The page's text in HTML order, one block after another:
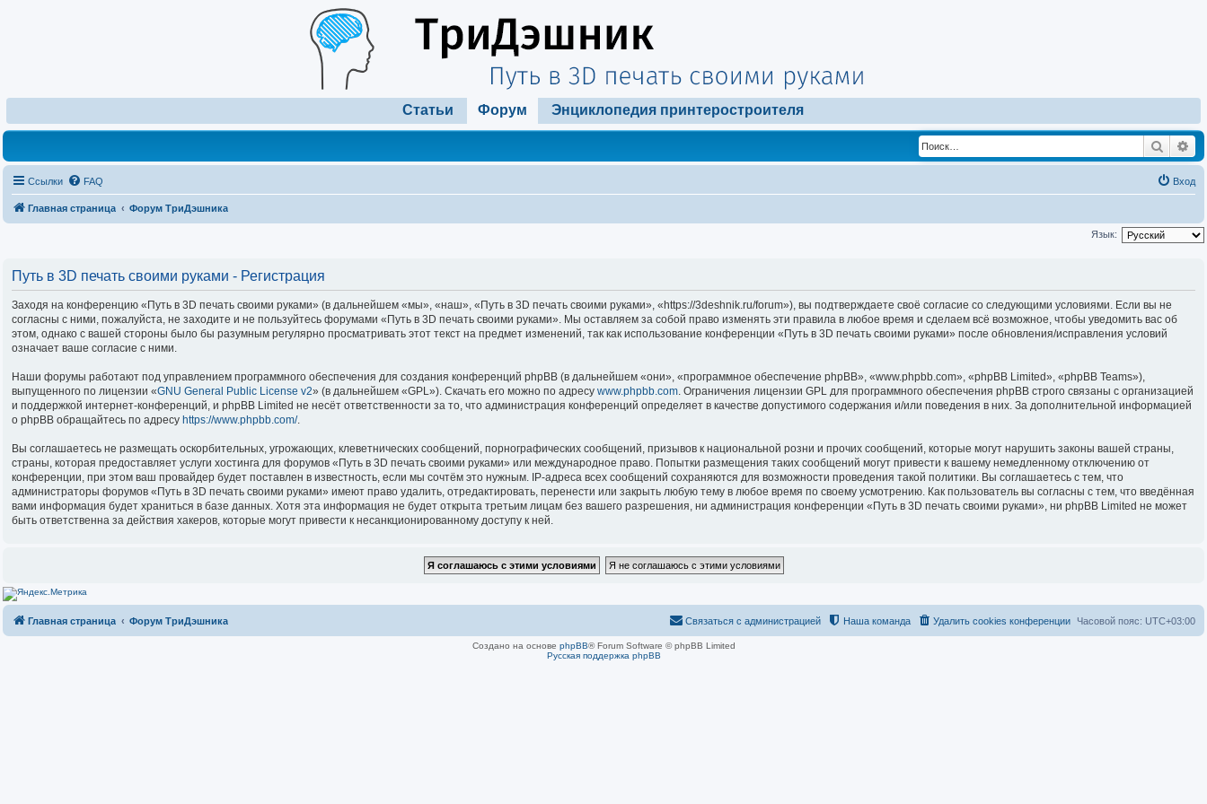
Статьи Форум Энциклопедия принтеростроителя
Поиск
Ссылки FAQ Вход
Главная страница Форум ТриДэшника
Язык:
Путь в 3D печать своими руками - Регистрация
Заходя на конференцию «Путь в 3D печать своими руками» (в дальнейшем «мы», «наш», «Путь в 3D печать своими руками», «https://3deshnik.ru/forum»), вы подтверждаете своё согласие со следующими условиями. Если вы не
согласны с ними, пожалуйста, не заходите и не пользуйтесь форумами «Путь в 3D печать своими руками». Мы оставляем за собой право изменять эти правила в любое время и сделаем всё возможное, чтобы уведомить вас об
этом, однако с вашей стороны было бы разумным регулярно просматривать этот текст на предмет изменений, так как использование конференции «Путь в 3D печать своими руками» после обновления/исправления условий
означает ваше согласие с ними.
Наши форумы работают под управлением программного обеспечения для создания конференций phpBB (в дальнейшем «они», «программное обеспечение phpBB», «www.phpbb.com», «phpBB Limited», «phpBB Teams»),
выпущенного по лицензии «GNU General Public License v2» (в дальнейшем «GPL»). Скачать его можно по адресу www.phpbb.com . Ограничения лицензии GPL для программного обеспечения phpBB строго связаны с организацией
и поддержкой интернет-конференций, и phpBB Limited не несёт ответственности за то, что администрация конференций определяет в качестве допустимого содержания и/или поведения в них. За дополнительной информацией
о phpBB обращайтесь по адресу https://www.phpbb.com/.
Вы соглашаетесь не размещать оскорбительных, угрожающих, клеветнических сообщений, порнографических сообщений, призывов к национальной розни и прочих сообщений, которые могут нарушить законы вашей страны,
страны, которая предоставляет услуги хостинга для форумов «Путь в 3D печать своими руками» или международное право. Попытки размещения таких сообщений могут привести к вашему немедленному отключению от
конференции, при этом ваш провайдер будет поставлен в известность, если мы сочтём это нужным. IP-адреса всех сообщений сохраняются для возможности проведения такой политики. Вы соглашаетесь с тем, что
администраторы форумов «Путь в 3D печать своими руками» имеют право удалить, отредактировать, перенести или закрыть любую тему в любое время по своему усмотрению. Как пользователь вы согласны с тем, что введённая
вами информация будет храниться в базе данных. Хотя эта информация не будет открыта третьим лицам без вашего разрешения, ни администрация конференции «Путь в 3D печать своими руками», ни phpBB Limited не может
быть ответственна за действия хакеров, которые могут привести к несанкционированному доступу к ней.
Главная страница Форум ТриДэшника Часовой пояс: UTC+03:00
Удалить cookies конференции
Наша команда
Связаться с администрацией
Создано на основе phpBB® Forum Software © phpBB Limited
Русская поддержка phpBB